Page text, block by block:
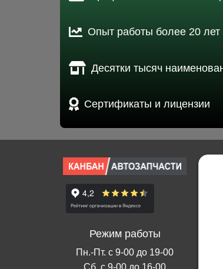
Опыт работы более 20 лет
Десятки тысяч
Сертификаты и лицензии
Режим работы
Пн.-Пт. с 9-00 до 19-00